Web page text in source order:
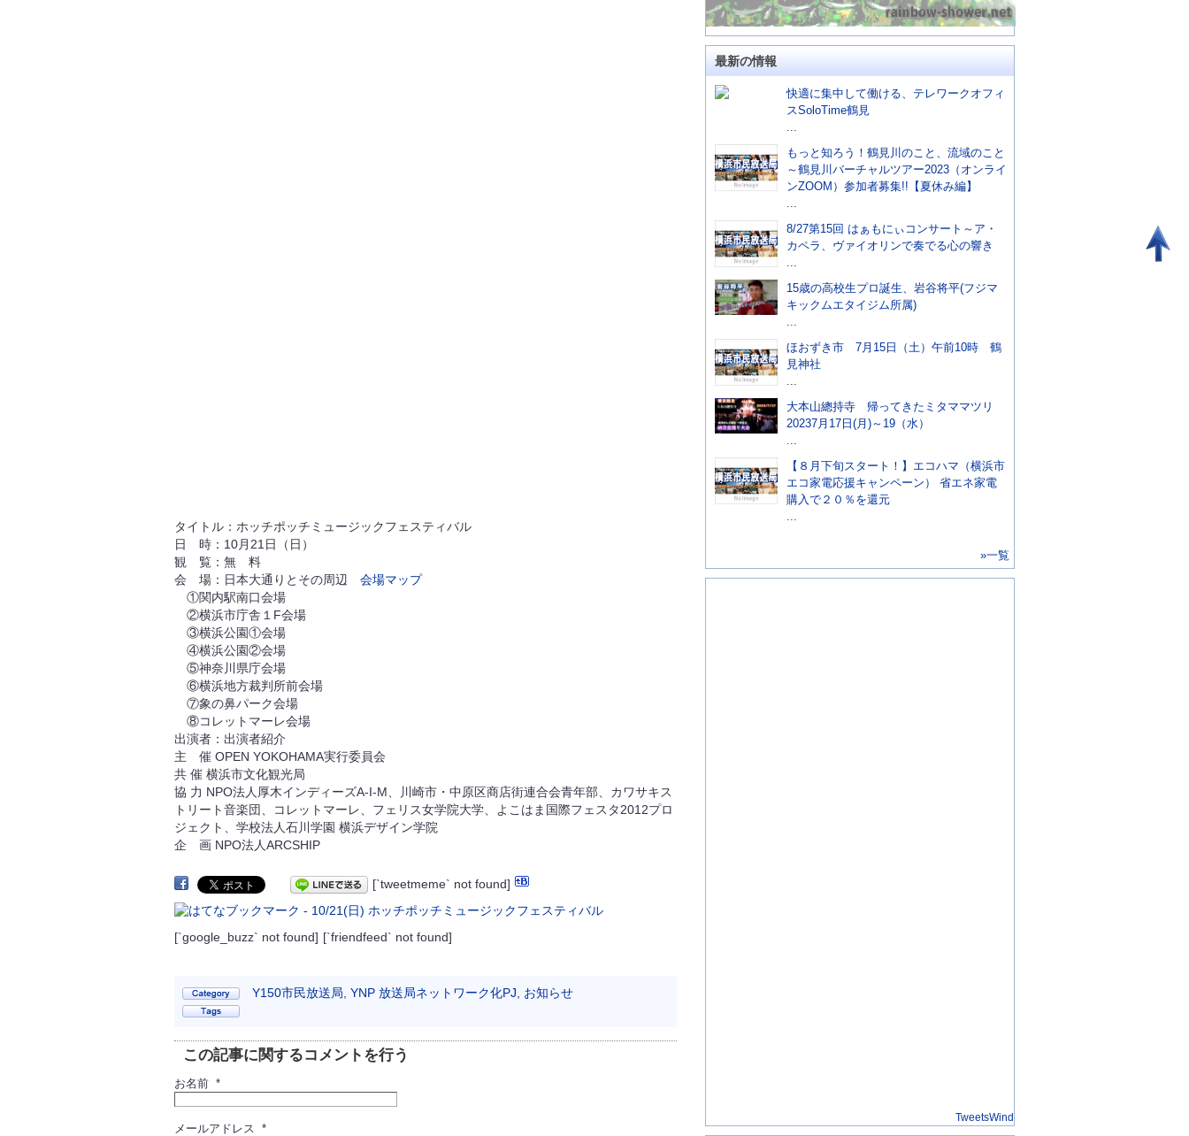
タイトル：ホッチポッチミュージックフェスティバル
日 時：10月21日（日）
観 覧：無 料
会 場：日本大通りとその周辺 会場マップ
①関内駅南口会場
②横浜市庁舎１F会場
③横浜公園①会場
④横浜公園②会場
⑤神奈川県庁会場
⑥横浜地方裁判所前会場
⑦象の鼻パーク会場
⑧コレットマーレ会場
出演者：出演者紹介
主 催 OPEN YOKOHAMA実行委員会
共 催 横浜市文化観光局
協 力 NPO法人厚木インディーズA-I-M、川崎市・中原区商店街連合会青年部、カワサキス
トリート音楽団、コレットマーレ、フェリス女学院大学、よこはま国際フェスタ2012プロ
ジェクト、学校法人石川学園 横浜デザイン学院
企 画 NPO法人ARCSHIP
[`tweetmeme` not found]
[`google_buzz` not found] [`friendfeed` not found]
Y150市民放送局 YNP 放送局ネットワーク化PJ お知らせ
この記事に関するコメントを行う
お名前 *
メールアドレス *
最新の情報
快適に集中して働ける、テレワークオフィ
スSoloTime鶴見
...
もっと知ろう！鶴見川のこと、流域のこと
～鶴見川バーチャルツアー2023（オンライ
ンZOOM）参加者募集!!【夏休み編】
...
8/27第15回 はぁもにぃコンサート～ア・
カペラ、ヴァイオリンで奏でる心の響き
...
15歳の高校生プロ誕生、岩谷将平(フジマ
キックムエタイジム所属)
...
ほおずき市 7月15日（土）午前10時 鶴
見神社
...
大本山總持寺 帰ってきたミタママツリ
20237月17日(月)～19（水）
...
【８月下旬スタート！】エコハマ（横浜市
エコ家電応援キャンペーン） 省エネ家電
購入で２０％を還元
...
»一覧
TweetsWind